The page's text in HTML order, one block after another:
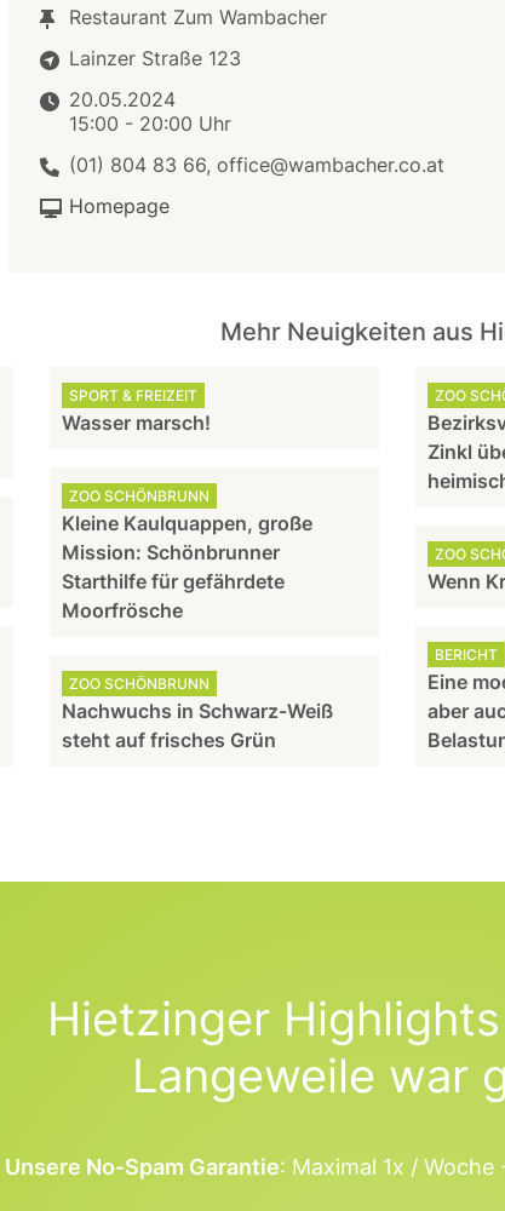
Restaurant Zum Wambacher
Lainzer Straße 123
20.05.2024
15:00 - 20:00 Uhr
(01) 804 83 66, office@wambacher.co.at
Homepage
Mehr Neuigkeiten aus
SPORT & FREIZEIT
Wasser marsch!
ZOO SCHÖNBRUNN
Kleine Kaulquappen, große
Mission: Schönbrunner
Starthilfe für gefährdete
Moorfrösche
ZOO SCHÖNBRUNN
Nachwuchs in Schwarz-Weiß
steht auf frisches Grün
ZOO
Zinkl
ZOO
Wenn
BERICHT
Eine
aber
Hietzinger
Langeweile war
Unsere No-Spam Garantie: Maximal 1x /